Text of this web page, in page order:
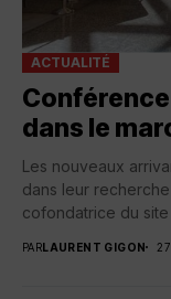
ACTUALITÉ
dans le
Les nouveaux
dans leur
cofondatrice du site
PARLAURENT GIGON